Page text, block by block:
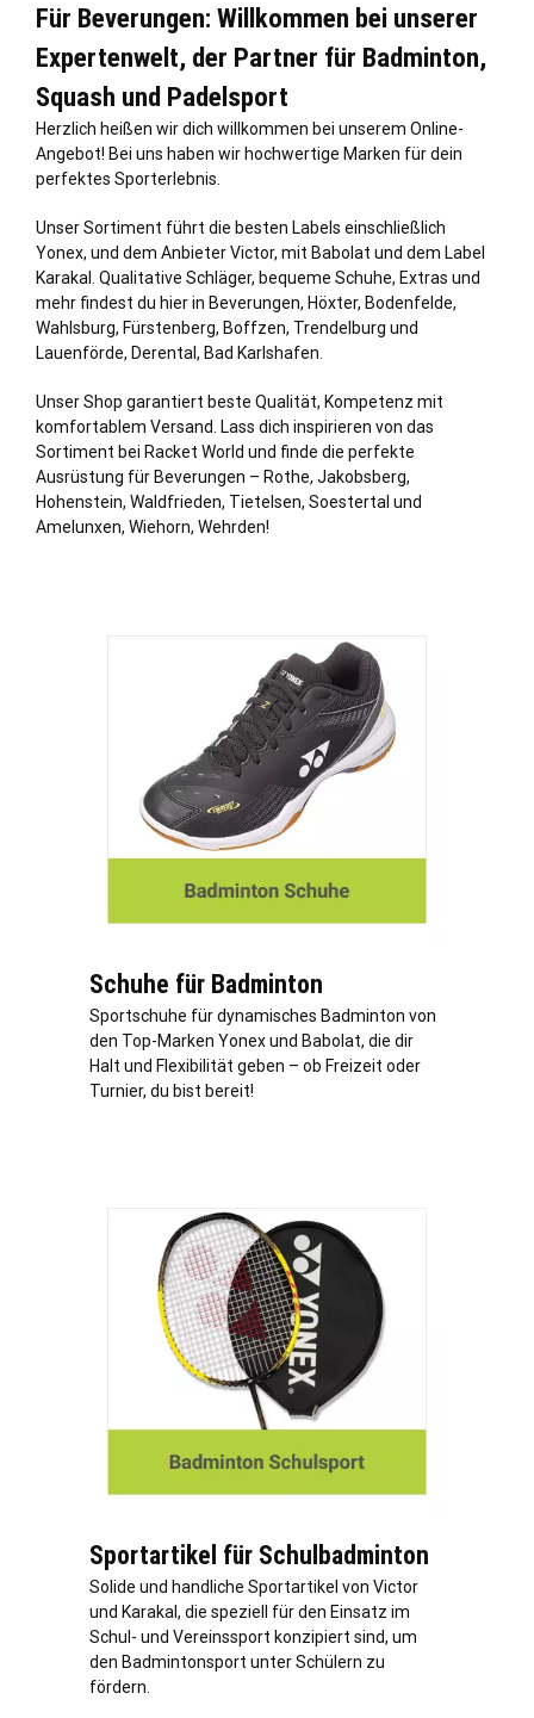
Für Beverungen: Willkommen bei unserer
Expertenwelt, der Partner für Badminton,
Squash und Padelsport
Herzlich heißen wir dich willkommen bei unserem Online-
Angebot! Bei uns haben wir hochwertige Marken für dein
perfektes Sporterlebnis.
Unser Sortiment führt die besten Labels einschließlich
Yonex, und dem Anbieter Victor, mit Babolat und dem Label
Karakal. Qualitative Schläger, bequeme Schuhe, Extras und
mehr findest du hier in Beverungen, Höxter, Bodenfelde,
Wahlsburg, Fürstenberg, Boffzen, Trendelburg und
Lauenförde, Derental, Bad Karlshafen.
Unser Shop garantiert beste Qualität, Kompetenz mit
komfortablem Versand. Lass dich inspirieren von das
Sortiment bei Racket World und finde die perfekte
Ausrüstung für Beverungen – Rothe, Jakobsberg,
Hohenstein, Waldfrieden, Tietelsen, Soestertal und
Amelunxen, Wiehorn, Wehrden!
Schuhe für Badminton
Sportschuhe für dynamisches Badminton von
den Top-Marken Yonex und Babolat, die dir
Halt und Flexibilität geben – ob Freizeit oder
Turnier, du bist bereit!
Sportartikel für Schulbadminton
Solide und handliche Sportartikel von Victor
und Karakal, die speziell für den Einsatz im
Schul- und Vereinssport konzipiert sind, um
den Badmintonsport unter Schülern zu
fördern.